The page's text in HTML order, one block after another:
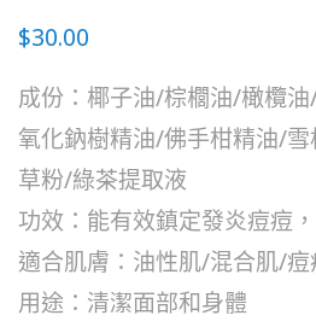
$30.00
成份：椰子油/棕櫚油/橄欖
氧化鈉樹精油/佛手柑精油/
草粉/綠茶提取液
功效：能有效鎮定發炎痘痘
適合肌膚：油性肌/混合肌/痘
用途：清潔面部和身體